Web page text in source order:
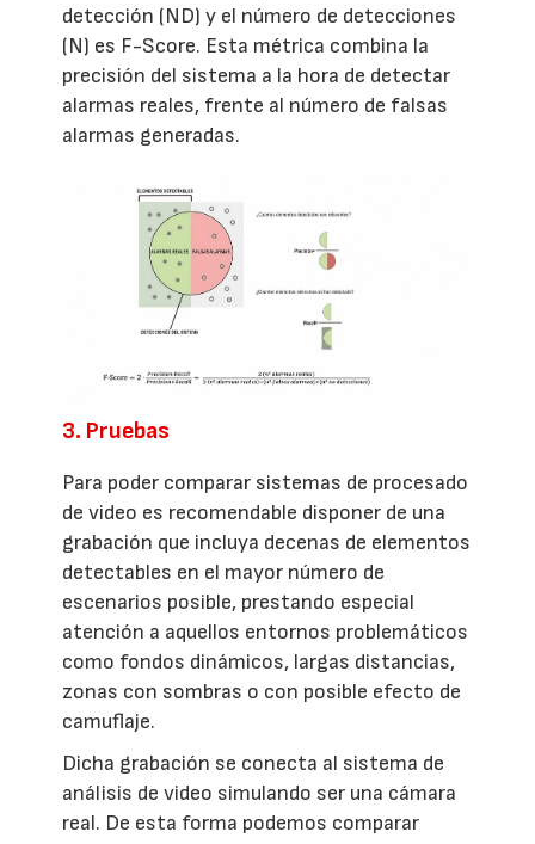
detección (ND) y el número de detecciones
(N) es F-Score. Esta métrica combina la
precisión del sistema a la hora de detectar
alarmas reales, frente al número de falsas
alarmas generadas.
3. Pruebas
Para poder comparar sistemas de procesado
de video es recomendable disponer de una
grabación que incluya decenas de elementos
detectables en el mayor número de
escenarios posible, prestando especial
atención a aquellos entornos problemáticos
como fondos dinámicos, largas distancias,
zonas con sombras o con posible efecto de
camuflaje.
Dicha grabación se conecta al sistema de
análisis de video simulando ser una cámara
real. De esta forma podemos comparar